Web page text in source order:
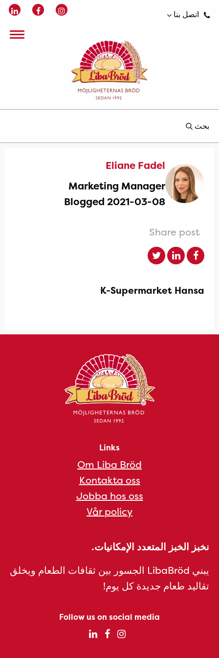
اتصل بنا
بحث
Eliane Fadel
Marketing Manager
Blogged 2021-03-08
Share post
K-Supermarket Hansa
Links
Om Liba Bröd
Kontakta oss
Jobba hos oss
Vår policy
نخبز الخبز المتعدد الإمكانيات.
يبني LibaBröd الجسور بين ثقافات الطعام ويخلق
تقاليد طعام جديدة كل يوم!
Follow us on social media